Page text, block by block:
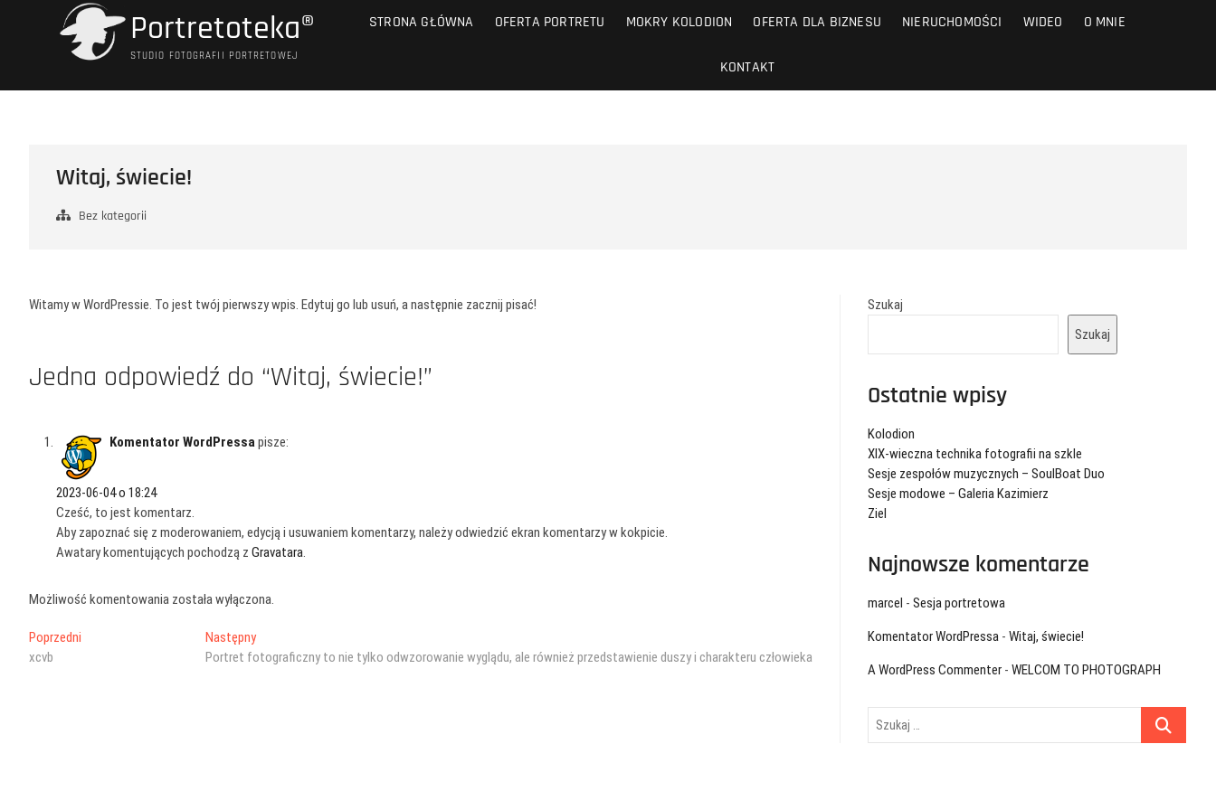
Portretoteka®
STUDIO FOTOGRAFII PORTRETOWEJ
STRONA GŁÓWNA OFERTA PORTRETU MOKRY KOLODION OFERTA DLA BIZNESU NIERUCHOMOŚCI WIDEO O MNIE
KONTAKT
Witaj, świecie!
Bez kategorii
Witamy w WordPressie. To jest twój pierwszy wpis. Edytuj go lub usuń, a następnie zacznij pisać!
Jedna odpowiedź do “Witaj, świecie!”
Komentator WordPressapisze:
2023-06-04 o 18:24
Cześć, to jest komentarz.
Aby zapoznać się z moderowaniem, edycją i usuwaniem komentarzy, należy odwiedzić ekran komentarzy w kokpicie.
Awatary komentujących pochodzą z Gravatara.
Możliwość komentowania została wyłączona.
Nawigacja
wpisu
Poprzedni
xcvb
NastępnyNastępny
wpis:
Portret fotograficzny to nie tylko odwzorowanie wyglądu, ale również przedstawienie duszy i charakteru człowieka
Szukaj
Szukaj
Ostatnie wpisy
Kolodion
XIX-wieczna technika fotografii na szkle
Sesje zespołów muzycznych – SoulBoat Duo
Sesje modowe – Galeria Kazimierz
Ziel
Najnowsze komentarze
marcel - Sesja portretowa
Komentator WordPressa - Witaj, świecie!
A WordPress Commenter - WELCOM TO PHOTOGRAPH
Szukaj